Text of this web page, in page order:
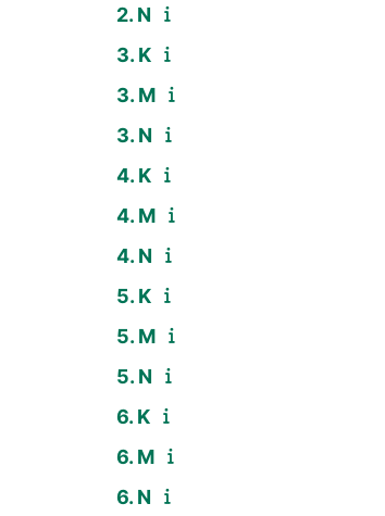
2. N
3. K
3. M
3. N
4. K
4. M
4. N
5. K
5. M
5. N
6. K
6. M
6. N